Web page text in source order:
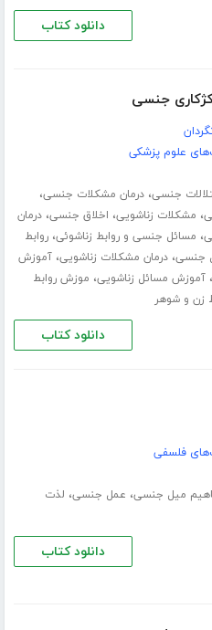
دانلود کتاب
کژکاری جنسی
علوم پزشکی
جنسی،درمان مشکلات جنسی،
، مشکلات زناشویی، اخلاق جنسی،درمان
، مسائل جنسی و روابط زناشوئی،روابط
جنسی،درمان مشکلات زناشویی،آموزش
،آموزش مسائل زناشویی، موزش روابط
زن و شوهر
دانلود کتاب
فلسفی
میل جنسی، عمل جنسی، لذت
دانلود کتاب